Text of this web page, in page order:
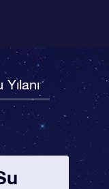
Yılanı